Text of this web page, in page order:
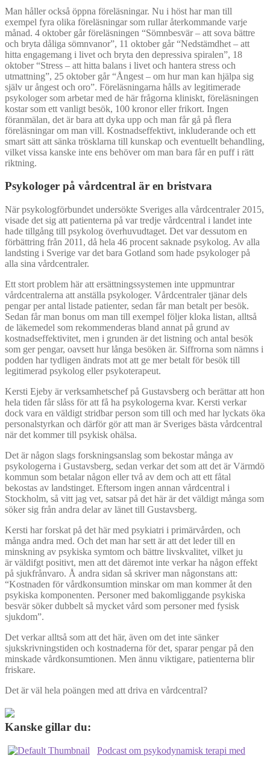
Man håller också öppna föreläsningar. Nu i höst har man till
exempel fyra olika föreläsningar som rullar återkommande varje
månad. 4 oktober går föreläsningen “Sömnbesvär – att sova bättre
och bryta dåliga sömnvanor”, 11 oktober går “Nedstämdhet – att
hitta engagemang i livet och bryta den depressiva spiralen”, 18
oktober “Stress – att hitta balans i livet och hantera stress och
utmattning”, 25 oktober går “Ångest – om hur man kan hjälpa sig
själv ur ångest och oro”. Föreläsningarna hålls av legitimerade
psykologer som arbetar med de här frågorna kliniskt, föreläsningen
kostar som ett vanligt besök, 100 kronor eller frikort. Ingen
föranmälan, det är bara att dyka upp och man får gå på flera
föreläsningar om man vill. Kostnadseffektivt, inkluderande och ett
smart sätt att sänka trösklarna till kunskap och eventuellt behandling,
vilket vissa kanske inte ens behöver om man bara får en puff i rätt
riktning.
Psykologer på vårdcentral är en bristvara
När psykologförbundet undersökte Sveriges alla vårdcentraler 2015,
visade det sig att patienterna på var tredje vårdcentral i landet inte
hade tillgång till psykolog överhuvudtaget. Det var dessutom en
förbättring från 2011, då hela 46 procent saknade psykolog. Av alla
landsting i Sverige var det bara Gotland som hade psykologer på
alla sina vårdcentraler.
Ett stort problem här att ersättningssystemen inte uppmuntrar
vårdcentralerna att anställa psykologer. Vårdcentraler tjänar dels
pengar per antal listade patienter, sedan får man betalt per besök.
Sedan får man bonus om man till exempel följer kloka listan, alltså
de läkemedel som rekommenderas bland annat på grund av
kostnadseffektivitet, men i grunden är det listning och antal besök
som ger pengar, oavsett hur långa besöken är. Siffrorna som nämns i
podden har tydligen ändrats mot att ge mer betalt för besök till
legitimerad psykolog eller psykoterapeut.
Kersti Ejeby är verksamhetschef på Gustavsberg och berättar att hon
hela tiden får slåss för att få ha psykologerna kvar. Kersti verkar
dock vara en väldigt stridbar person som till och med har lyckats öka
personalstyrkan och därför gör att man är Sveriges bästa vårdcentral
när det kommer till psykisk ohälsa.
Det är någon slags forskningsanslag som bekostar många av
psykologerna i Gustavsberg, sedan verkar det som att det är Värmdö
kommun som betalar någon eller två av dem och att ett fåtal
bekostas av landstinget. Eftersom ingen annan vårdcentral i
Stockholm, så vitt jag vet, satsar på det här är det väldigt många som
söker sig från andra delar av länet till Gustavsberg.
Kersti har forskat på det här med psykiatri i primärvården, och
många andra med. Och det man har sett är att det leder till en
minskning av psykiska symtom och bättre livskvalitet, vilket ju
är väldifgt positivt, men att det däremot inte verkar ha någon effekt
på sjukfrånvaro. Å andra sidan så skriver man någonstans att:
“Kostnaden för vårdkonsumtion minskar om man kommer åt den
psykiska komponenten. Personer med bakomliggande psykiska
besvär söker dubbelt så mycket vård som personer med fysisk
sjukdom”.
Det verkar alltså som att det här, även om det inte sänker
sjukskrivningstiden och kostnaderna för det, sparar pengar på den
minskade vårdkonsumtionen. Men ännu viktigare, patienterna blir
friskare.
Det är väl hela poängen med att driva en vårdcentral?
Kanske gillar du:
Podcast om psykodynamisk terapi med